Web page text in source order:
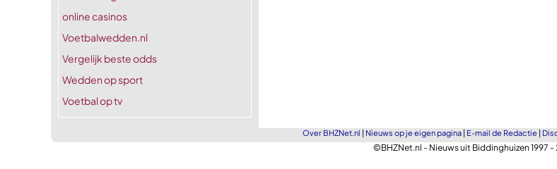
online casinos
Voetbalwedden.nl
Vergelijk beste odds
Wedden op sport
Voetbal op tv
Over BHZNet.nl | Nieuws op je eigen pagina | E-mail de Redactie |
©BHZNet.nl - Nieuws uit Biddinghuizen 1997 -